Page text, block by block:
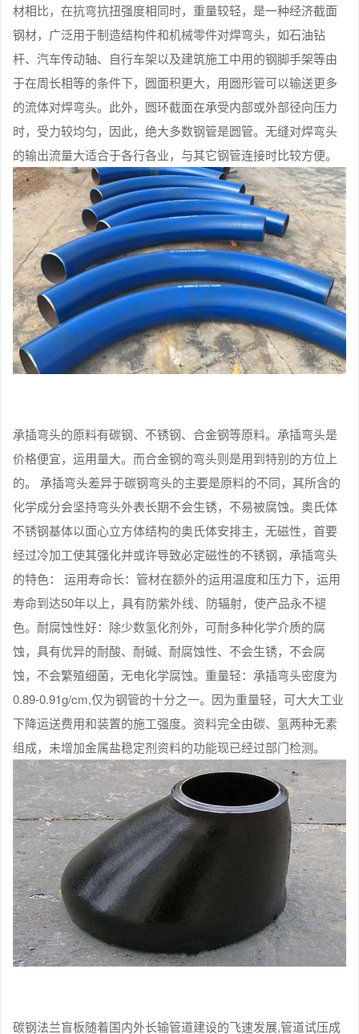
材相比，在抗弯抗扭强度相同时，重量较轻，是一种经济截面
钢材，广泛用于制造结构件和机械零件对焊弯头，如石油钻
杆、汽车传动轴、自行车架以及建筑施工中用的钢脚手架等由
于在周长相等的条件下，圆面积更大，用圆形管可以输送更多
的流体对焊弯头。此外，圆环截面在承受内部或外部径向压力
时，受力较均匀，因此，绝大多数钢管是圆管。无缝对焊弯头
的输出流量大适合于各行各业，与其它钢管连接时比较方便。
承插弯头的原料有碳钢、不锈钢、合金钢等原料。承插弯头是
价格便宜，运用量大。而合金钢的弯头则是用到特别的方位上
的。 承插弯头差异于碳钢弯头的主要是原料的不同，其所含的
化学成分会坚持弯头外表长期不会生锈，不易被腐蚀。奥氏体
不锈钢基体以面心立方体结构的奥氏体安排主，无磁性，首要
经过冷加工使其强化并或许导致必定磁性的不锈钢，承插弯头
的特色： 运用寿命长：管材在额外的运用温度和压力下，运用
寿命到达50年以上，具有防紫外线、防辐射，使产品永不褪
色。耐腐蚀性好：除少数氢化剂外，可耐多种化学介质的腐
蚀，具有优异的耐酸、耐碱、耐腐蚀性、不会生锈，不会腐
蚀，不会繁殖细菌，无电化学腐蚀。重量轻：承插弯头密度为
0.89-0.91g/cm,仅为钢管的十分之一。因为重量轻，可大大工业
下降运送费用和装置的施工强度。资料完全由碳、氢两种无素
组成，未增加金属盐稳定剂资料的功能现已经过部门检测。
碳钢法兰盲板随着国内外长输管道建设的飞速发展,管道试压成